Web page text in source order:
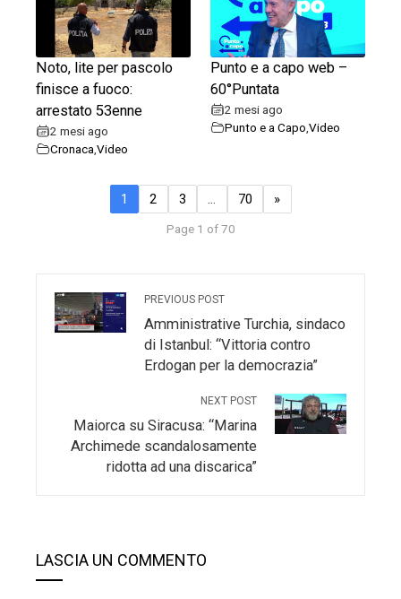
Noto, lite per pascolo
finisce a fuoco:
arrestato 53enne
2 mesi ago
Cronaca,Video
Punto e a capo web –
60°Puntata
2 mesi ago
Punto e a Capo,Video
1 2 3 … 70 »
Page 1 of 70
PREVIOUS POST
Amministrative Turchia, sindaco
di Istanbul: “Vittoria contro
Erdogan per la democrazia”
NEXT POST
Maiorca su Siracusa: “Marina
Archimede scandalosamente
ridotta ad una discarica”
LASCIA UN COMMENTO